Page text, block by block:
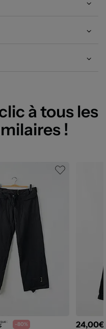
à tous les
!
: -80% 24,00€